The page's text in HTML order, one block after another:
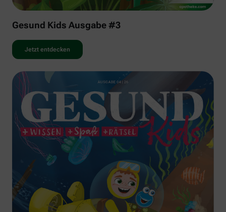
Gesund Kids Ausgabe #3
Jetzt entdecken